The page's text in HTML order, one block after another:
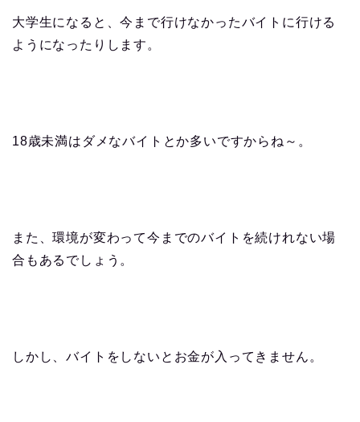
大学生になると、今まで行けなかったバイトに行ける
ようになったりします。
18歳未満はダメなバイトとか多いですからね～。
また、環境が変わって今までのバイトを続けれない場
合もあるでしょう。
しかし、バイトをしないとお金が入ってきません。